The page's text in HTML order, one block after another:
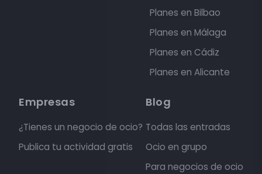
Planes en Bilbao
Planes en Málaga
Planes en Cádiz
Planes en Alicante
Empresas
¿Tienes un negocio de ocio?
Publica tu actividad gratis
Blog
Todas las entradas
Ocio en grupo
Para negocios de ocio